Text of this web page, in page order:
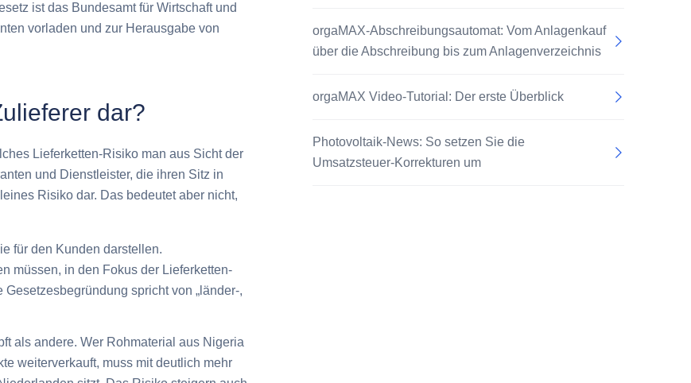
ist das Bundesamt für Wirtschaft und
vorladen und zur Herausgabe von
dar?
Lieferketten-Risiko man aus Sicht der
und Dienstleister, die ihren Sitz in
Risiko dar. Das bedeutet aber nicht,
für den Kunden darstellen.
müssen, in den Fokus der Lieferketten-
spricht von „ länder-,
als andere. Wer Rohmaterial aus Nigeria
weiterverkauft, muss mit deutlich mehr
orgaMAX-Abschreibungsautomat: Vom Anlagenkauf
über die Abschreibung bis zum Anlagenverzeichnis
orgaMAX Video-Tutorial: Der erste Überblick
Photovoltaik-News: So setzen Sie die
Umsatzsteuer-Korrekturen um